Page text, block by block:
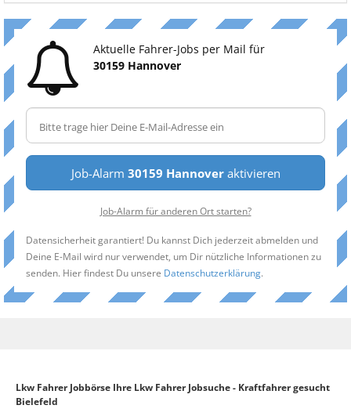
Aktuelle Fahrer-Jobs per Mail für
30159 Hannover
Job-Alarm 30159 Hannoveraktivieren
Job-Alarm für anderen Ort starten?
Datensicherheit garantiert! Du kannst Dich jederzeit abmelden und
Deine E-Mail wird nur verwendet, um Dir nützliche Informationen zu
senden. Hier findest Du unsere Datenschutzerklärung.
Lkw Fahrer Jobbörse Ihre Lkw Fahrer Jobsuche - Kraftfahrer gesucht
Bielefeld